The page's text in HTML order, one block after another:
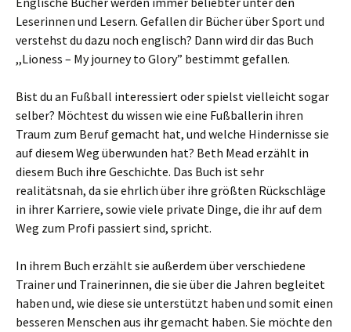
Leserinnen und Lesern. Gefallen dir Bücher über Sport und
verstehst du dazu noch englisch? Dann wird dir das Buch
,,Lioness – My journey to Glory” bestimmt gefallen.
Bist du an Fußball interessiert oder spielst vielleicht sogar
selber? Möchtest du wissen wie eine Fußballerin ihren
Traum zum Beruf gemacht hat, und welche Hindernisse sie
auf diesem Weg überwunden hat? Beth Mead erzählt in
diesem Buch ihre Geschichte. Das Buch ist sehr
realitätsnah, da sie ehrlich über ihre größten Rückschläge
in ihrer Karriere, sowie viele private Dinge, die ihr auf dem
Weg zum Profi passiert sind, spricht.
In ihrem Buch erzählt sie außerdem über verschiedene
Trainer und Trainerinnen, die sie über die Jahren begleitet
haben und, wie diese sie unterstützt haben und somit einen
besseren Menschen aus ihr gemacht haben. Sie möchte den